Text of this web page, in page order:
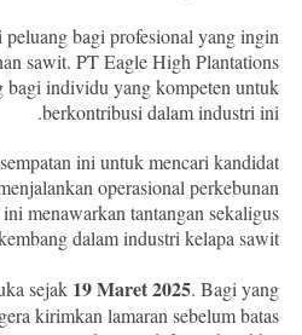
bagi profesional yang ingin
sawit. PT Eagle High Plantations
bagi individu yang kompeten untuk
berkontribusi dalam industri ini.
ini untuk mencari kandidat
operasional perkebunan
menawarkan tantangan sekaligus
dalam industri kelapa sawit.
sejak 19 Maret 2025. Bagi yang
kirimkan lamaran sebelum batas